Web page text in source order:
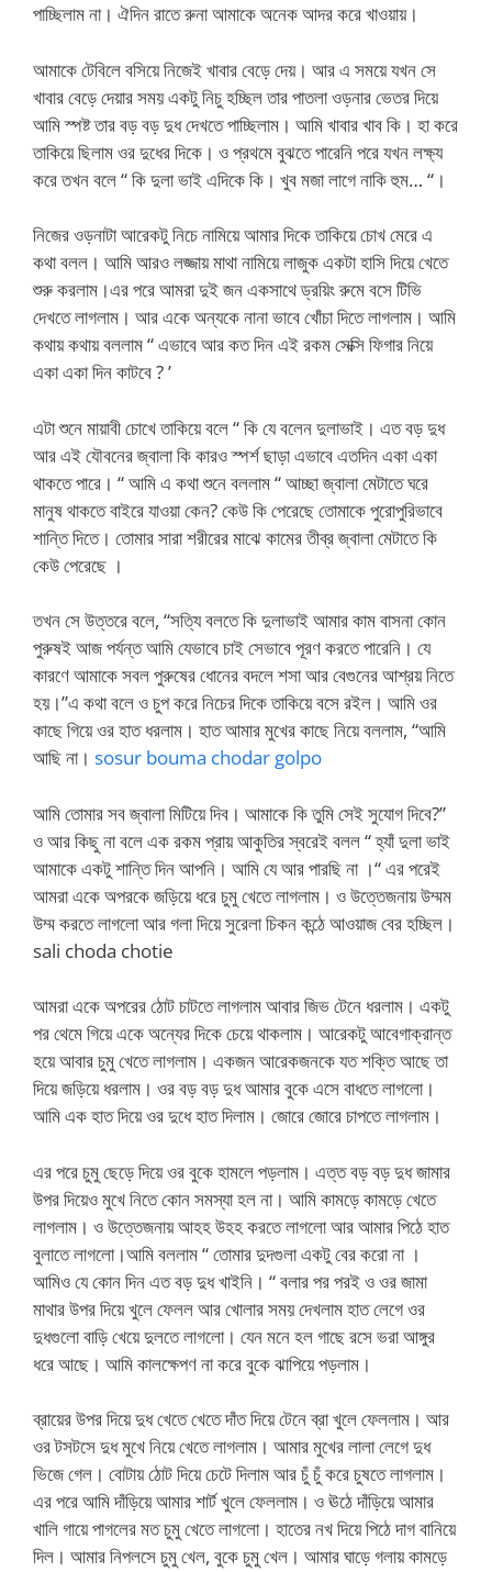
পাচ্ছিলাম না। ঐদিন রাতে রুনা আমাকে অনেক আদর করে খাওয়ায়।
আমাকে টেবিলে বসিয়ে নিজেই খাবার বেড়ে দেয়। আর এ সময়ে যখন সে
খাবার বেড়ে দেয়ার সময় একটু নিচু হচ্ছিল তার পাতলা ওড়নার ভেতর দিয়ে
আমি স্পষ্ট তার বড় বড় দুধ দেখতে পাচ্ছিলাম। আমি খাবার খাব কি। হা করে
তাকিয়ে ছিলাম ওর দুধের দিকে। ও প্রথমে বুঝতে পারেনি পরে যখন লক্ষ্য
করে তখন বলে “ কি দুলা ভাই এদিকে কি। খুব মজা লাগে নাকি হুম… “।
নিজের ওড়নাটা আরেকটু নিচে নামিয়ে আমার দিকে তাকিয়ে চোখ মেরে এ
কথা বলল। আমি আরও লজ্জায় মাথা নামিয়ে লাজুক একটা হাসি দিয়ে খেতে
শুরু করলাম।এর পরে আমরা দুই জন একসাথে ড্রয়িং রুমে বসে টিভি
দেখতে লাগলাম। আর একে অন্যকে নানা ভাবে খোঁচা দিতে লাগলাম। আমি
কথায় কথায় বললাম “ এভাবে আর কত দিন এই রকম সেক্সি ফিগার নিয়ে
একা একা দিন কাটবে ? ’
এটা শুনে মায়াবী চোখে তাকিয়ে বলে “ কি যে বলেন দুলাভাই। এত বড় দুধ
আর এই যৌবনের জ্বালা কি কারও স্পর্শ ছাড়া এভাবে এতদিন একা একা
থাকতে পারে। “ আমি এ কথা শুনে বললাম “ আচ্ছা জ্বালা মেটাতে ঘরে
মানুষ থাকতে বাইরে যাওয়া কেন? কেউ কি পেরেছে তোমাকে পুরোপুরিভাবে
শান্তি দিতে। তোমার সারা শরীরের মাঝে কামের তীব্র জ্বালা মেটাতে কি
কেউ পেরেছে ।
তখন সে উত্তরে বলে, “সত্যি বলতে কি দুলাভাই আমার কাম বাসনা কোন
পুরুষই আজ পর্যন্ত আমি যেভাবে চাই সেভাবে পূরণ করতে পারেনি। যে
কারণে আমাকে সবল পুরুষের ধোনের বদলে শসা আর বেগুনের আশ্রয় নিতে
হয়।”এ কথা বলে ও চুপ করে নিচের দিকে তাকিয়ে বসে রইল। আমি ওর
কাছে গিয়ে ওর হাত ধরলাম। হাত আমার মুখের কাছে নিয়ে বললাম, “আমি
আছি না। sosur bouma chodar golpo
আমি তোমার সব জ্বালা মিটিয়ে দিব। আমাকে কি তুমি সেই সুযোগ দিবে?”
ও আর কিছু না বলে এক রকম প্রায় আকুতির স্বরেই বলল “ হ্যাঁ দুলা ভাই
আমাকে একটু শান্তি দিন আপনি। আমি যে আর পারছি না ।“ এর পরেই
আমরা একে অপরকে জড়িয়ে ধরে চুমু খেতে লাগলাম। ও উত্তেজনায় উম্মম
উম্ম করতে লাগলো আর গলা দিয়ে সুরেলা চিকন কন্ঠে আওয়াজ বের হচ্ছিল।
sali choda chotie
আমরা একে অপরের ঠোট চাটতে লাগলাম আবার জিভ টেনে ধরলাম। একটু
পর থেমে গিয়ে একে অন্যের দিকে চেয়ে থাকলাম। আরেকটু আবেগাক্রান্ত
হয়ে আবার চুমু খেতে লাগলাম। একজন আরেকজনকে যত শক্তি আছে তা
দিয়ে জড়িয়ে ধরলাম। ওর বড় বড় দুধ আমার বুকে এসে বাধতে লাগলো।
আমি এক হাত দিয়ে ওর দুধে হাত দিলাম। জোরে জোরে চাপতে লাগলাম।
এর পরে চুমু ছেড়ে দিয়ে ওর বুকে হামলে পড়লাম। এত্ত বড় বড় দুধ জামার
উপর দিয়েও মুখে নিতে কোন সমস্যা হল না। আমি কামড়ে কামড়ে খেতে
লাগলাম। ও উত্তেজনায় আহহ উহহ করতে লাগলো আর আমার পিঠে হাত
বুলাতে লাগলো।আমি বললাম “ তোমার দুদগুলা একটু বের করো না ।
আমিও যে কোন দিন এত বড় দুধ খাইনি। “ বলার পর পরই ও ওর জামা
মাথার উপর দিয়ে খুলে ফেলল আর খোলার সময় দেখলাম হাত লেগে ওর
দুধগুলো বাড়ি খেয়ে দুলতে লাগলো। যেন মনে হল গাছে রসে ভরা আঙ্গুর
ধরে আছে। আমি কালক্ষেপণ না করে বুকে ঝাপিয়ে পড়লাম।
ব্রায়ের উপর দিয়ে দুধ খেতে খেতে দাঁত দিয়ে টেনে ব্রা খুলে ফেললাম। আর
ওর টসটসে দুধ মুখে নিয়ে খেতে লাগলাম। আমার মুখের লালা লেগে দুধ
ভিজে গেল। বোটায় ঠোট দিয়ে চেটে দিলাম আর চুঁ চুঁ করে চুষতে লাগলাম।
এর পরে আমি দাঁড়িয়ে আমার শার্ট খুলে ফেললাম। ও ঊঠে দাঁড়িয়ে আমার
খালি গায়ে পাগলের মত চুমু খেতে লাগলো। হাতের নখ দিয়ে পিঠে দাগ বানিয়ে
দিল। আমার নিপলসে চুমু খেল, বুকে চুমু খেল। আমার ঘাড়ে গলায় কামড়ে